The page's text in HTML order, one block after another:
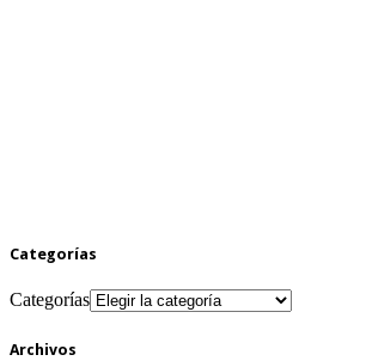
Categorías
Categorías
Archivos